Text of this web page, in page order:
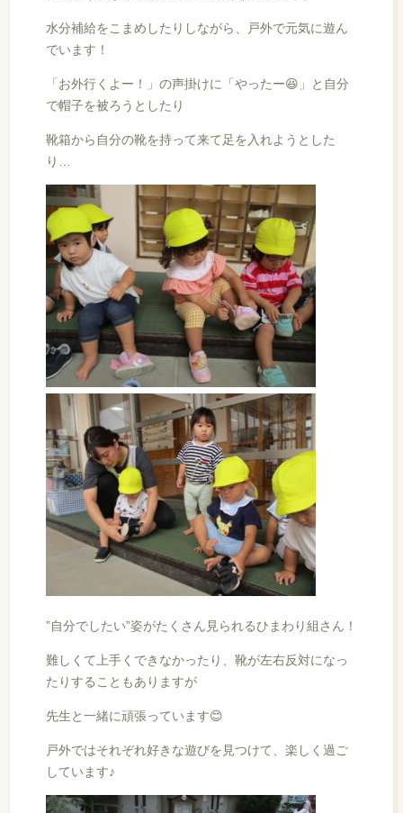
水分補給をこまめしたりしながら、戸外で元気に遊ん
でいます！
「お外行くよー！」の声掛けに「やったー😆」と自分
で帽子を被ろうとしたり
靴箱から自分の靴を持って来て足を入れようとした
り…
”自分でしたい”姿がたくさん見られるひまわり組さん！
難しくて上手くできなかったり、靴が左右反対になっ
たりすることもありますが
先生と一緒に頑張っています😊
戸外ではそれぞれ好きな遊びを見つけて、楽しく過ご
しています♪